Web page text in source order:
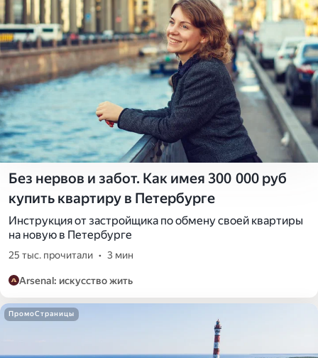
Без нервов и забот. Как имея 300 000 руб
купить квартиру в Петербурге
Инструкция от застройщика по обмену своей квартиры
на новую в Петербурге
25 тыс. прочитали • 3 мин
Arsenal: искусство жить
ПромоСтраницы